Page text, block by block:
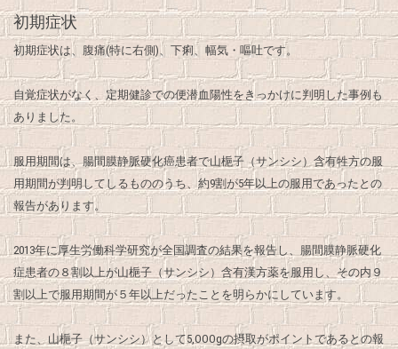
初期症状
初期症状は、腹痛(特に右側)、下痢、幅気・嘔吐です。
自覚症状がなく、定期健診での便潜血陽性をきっかけに判明した事例も
ありました。
服用期間は、腸間膜静脈硬化癌患者で山梔子（サンシシ）含有牲方の服
用期間が判明してしるもののうち、約9割が5年以上の服用であったとの
報告があります。
2013年に厚生労働科学研究が全国調査の結果を報告し、腸間膜静脈硬化
症患者の８割以上が山梔子（サンシシ）含有漢方薬を服用し、その内９
割以上で服用期間が５年以上だったことを明らかにしています。
また、山梔子（サンシシ）として5,OOOgの摂取がポイントであるとの報